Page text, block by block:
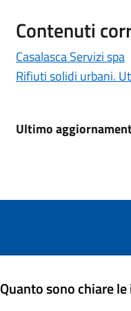
Contenuti
Casalasca Servizi spa
Rifiuti solidi urbani.
Ultimo
Quanto sono chiare